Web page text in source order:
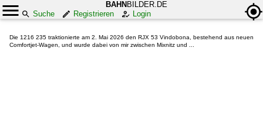
BAHN BILDER.DE
Suche
Registrieren Login
Die 1216 235 traktionierte am 2. Mai 2026 den RJX 53 Vindobona, bestehend aus neuen
Comfortjet-Wagen, und wurde dabei von mir zwischen Mixnitz und ...